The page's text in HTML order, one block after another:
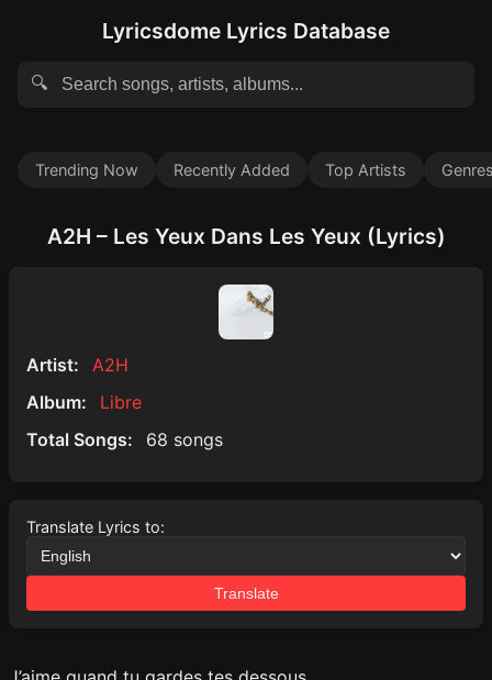
Lyricsdome Lyrics Database
🔍
Trending Now Recently Added Top Artists
A2H – Les Yeux Dans Les Yeux (Lyrics)
Artist:
A2H
Album:
Libre
Total Songs:
68 songs
Translate Lyrics to:
Translate